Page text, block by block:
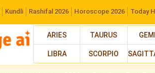
Kundli Rashifal 2026 Horoscope 2026 Today
ARIES TAURUS
LIBRA SCORPIO